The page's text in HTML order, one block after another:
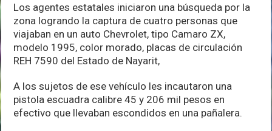
Los agentes estatales iniciaron una búsqueda por la
zona logrando la captura de cuatro personas que
viajaban en un auto Chevrolet, tipo Camaro ZX,
modelo 1995, color morado, placas de circulación
REH 7590 del Estado de Nayarit,
A los sujetos de ese vehículo les incautaron una
pistola escuadra calibre 45 y 206 mil pesos en
efectivo que llevaban escondidos en una pañalera.